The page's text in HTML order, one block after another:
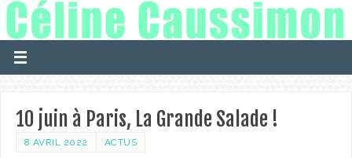
10 juin à Paris, La Grande Salade !
8 AVRIL 2022 ACTUS